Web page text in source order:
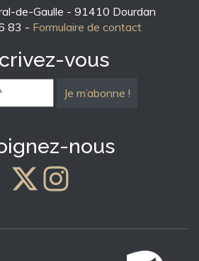
de-Gaulle - 91410 Dourdan
83 - Formulaire de contact
vous
nous